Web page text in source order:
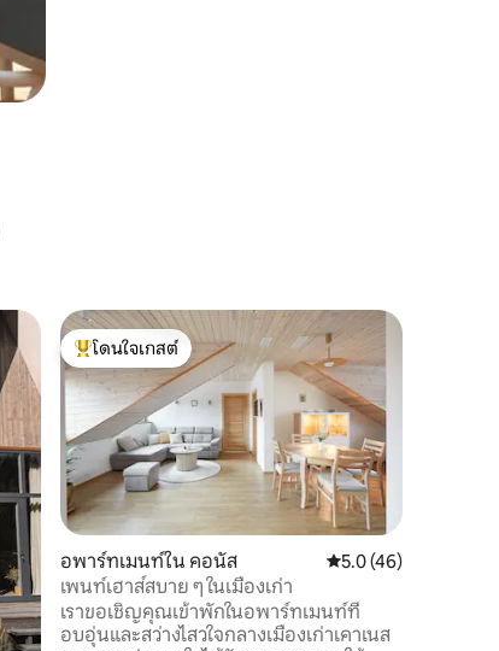
โดนใจเกสต์ที่สุด
โดนใจเกสต์
อพาร์ทเมนท์ใน คอนัส คะแนนเฉลี่ย 5.0 จาก
5.0 (46)
เพนท์เฮาส์สบาย ๆ ในเมืองเก่า
เราขอเชิญคุณเข้าพักในอพาร์ทเมนท์ที่
อบอุ่นและสว่างไสวใจกลางเมืองเก่าเคาเนส